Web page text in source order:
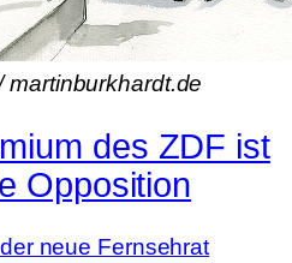
martinburkhardt.de
des ZDF ist
Opposition
neue Fernsehrat